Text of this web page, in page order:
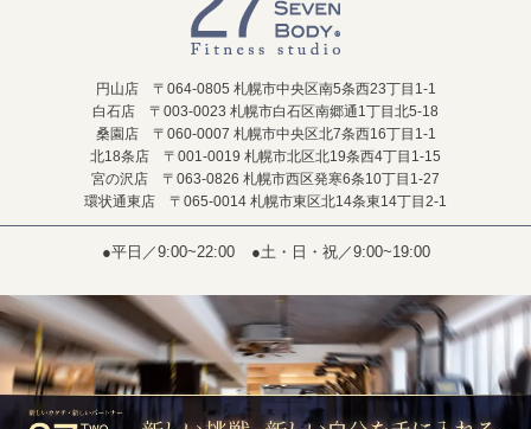
円山店 〒064-0805 札幌市中央区南5条西23丁目1-1
白石店 〒003-0023 札幌市白石区南郷通1丁目北5-18
桑園店 〒060-0007 札幌市中央区北7条西16丁目1-1
北18条店 〒001-0019 札幌市北区北19条西4丁目1-15
宮の沢店 〒063-0826 札幌市西区発寒6条10丁目1-27
環状通東店 〒065-0014 札幌市東区北14条東14丁目2-1
●平日／9:00~22:00 ●土・日・祝／9:00~19:00